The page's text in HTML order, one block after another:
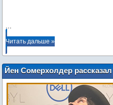
...
Читать дальше »
Йен Сомерхолдер рассказал
женой Никки Рид: «Я